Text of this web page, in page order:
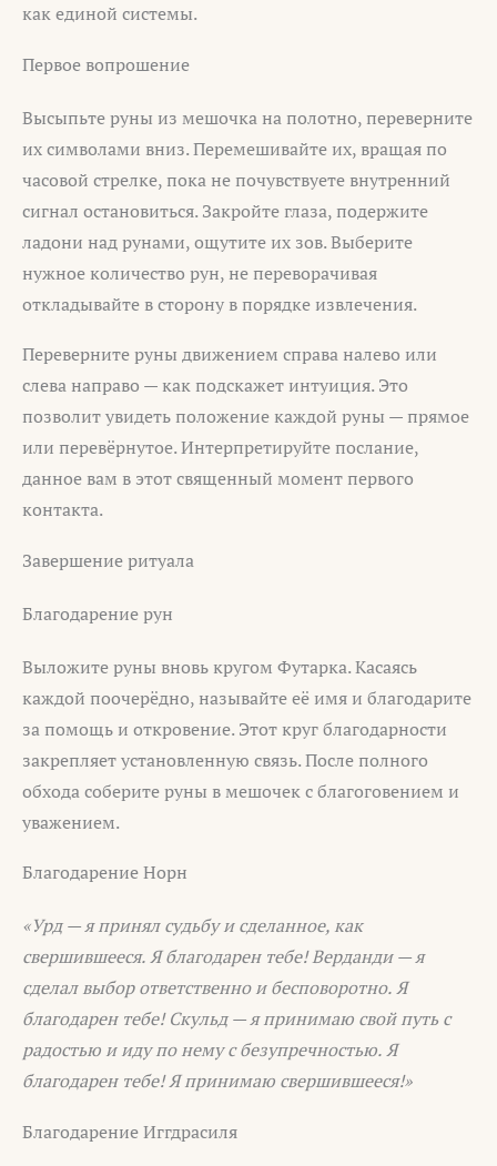
как единой системы.
Первое вопрошение
Высыпьте руны из мешочка на полотно, переверните
их символами вниз. Перемешивайте их, вращая по
часовой стрелке, пока не почувствуете внутренний
сигнал остановиться. Закройте глаза, подержите
ладони над рунами, ощутите их зов. Выберите
нужное количество рун, не переворачивая
откладывайте в сторону в порядке извлечения.
Переверните руны движением справа налево или
слева направо — как подскажет интуиция. Это
позволит увидеть положение каждой руны — прямое
или перевёрнутое. Интерпретируйте послание,
данное вам в этот священный момент первого
контакта.
Завершение ритуала
Благодарение рун
Выложите руны вновь кругом Футарка. Касаясь
каждой поочерёдно, называйте её имя и благодарите
за помощь и откровение. Этот круг благодарности
закрепляет установленную связь. После полного
обхода соберите руны в мешочек с благоговением и
уважением.
Благодарение Норн
«Урд — я принял судьбу и сделанное, как
свершившееся.Я благодарен тебе!Верданди — я
сделал выбор ответственно и бесповоротно.Я
благодарен тебе! Скульд — я принимаю свой путь с
радостью и иду по нему с безупречностью.Я
благодарен тебе!Я принимаю свершившееся!»
Благодарение Иггдрасиля